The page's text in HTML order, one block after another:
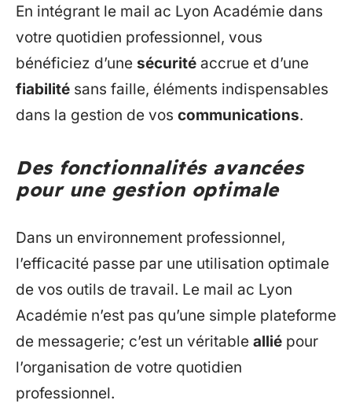
En intégrant le mail ac Lyon Académie dans
votre quotidien professionnel, vous
bénéficiez d’une sécurité accrue et d’une
fiabilité sans faille, éléments indispensables
dans la gestion de vos communications.
Des fonctionnalités avancées
pour une gestion optimale
Dans un environnement professionnel,
l’efficacité passe par une utilisation optimale
de vos outils de travail. Le mail ac Lyon
Académie n’est pas qu’une simple plateforme
de messagerie; c’est un véritable allié pour
l’organisation de votre quotidien
professionnel.